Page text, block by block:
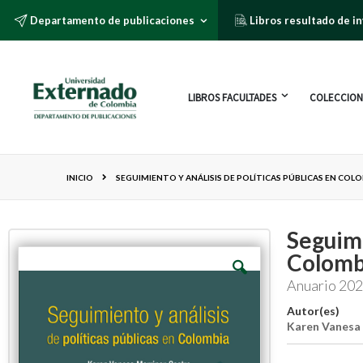
Departamento de publicaciones Libros resultado de
LIBROS FACULTADES
INICIO SEGUIMIENTO Y ANÁLISIS DE POLÍTICAS PÚBLICAS EN
Anuario
Autor(es)
Karen